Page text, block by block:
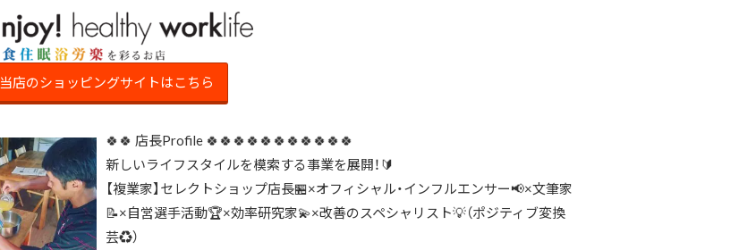
当店のショッピングサイトはこちら
🍀🍀 店長Profile 🍀🍀🍀🍀🍀🍀🍀🍀🍀🍀🍀
新しいライフスタイルを模索する事業を展開！🔰
【複業家】セレクトショップ店長🏪×オフィシャル・インフルエンサー📢×文筆家
📝×自営選手活動🏆×効率研究家💫×改善のスペシャリスト💡（ポジティブ変換
芸♻）